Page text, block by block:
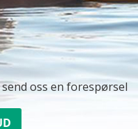
oss ​​en forespørsel